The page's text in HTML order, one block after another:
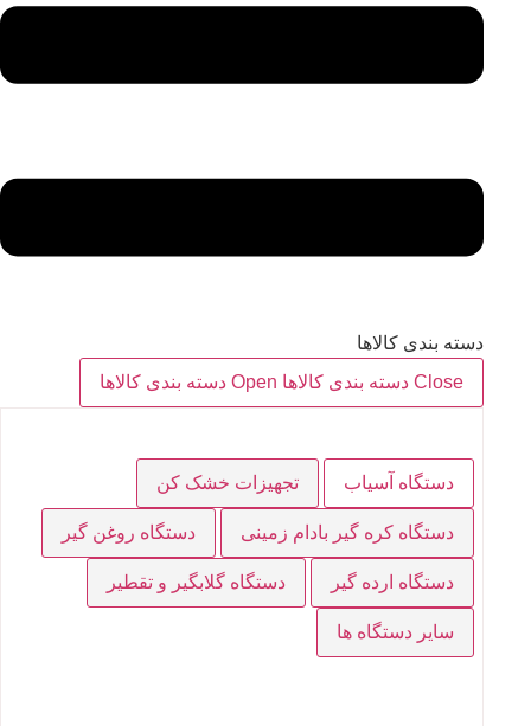
دسته بندی کالاها
Close دسته بندی کالاها
Open دسته بندی کالاها
دستگاه آسیاب تجهیزات خشک کن
دستگاه کره گیر بادام زمینی دستگاه روغن گیر
دستگاه ارده گیر دستگاه گلابگیر و تقطیر
سایر دستگاه ها